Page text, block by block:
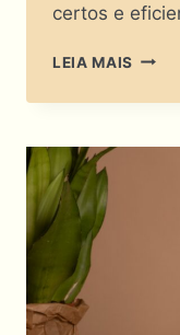
certos e
LEIA MAIS COMO
A